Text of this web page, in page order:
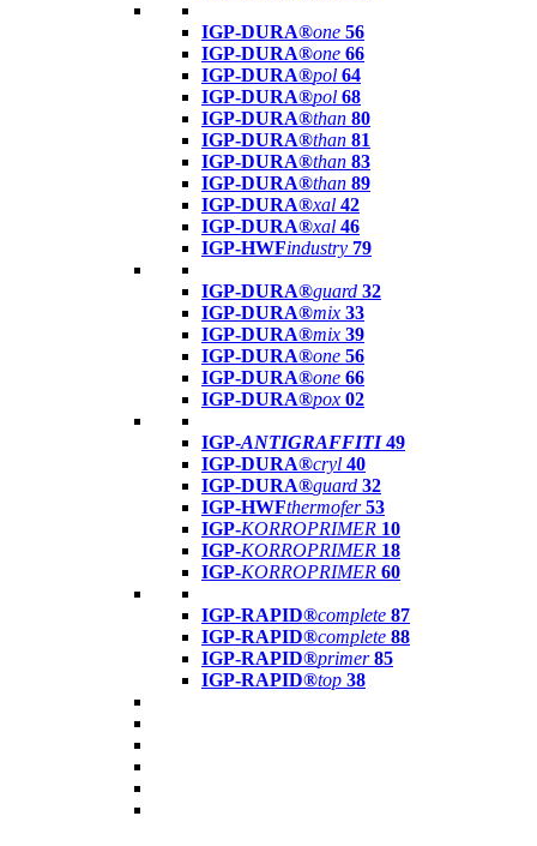
IGP-DURA®one 56
IGP-DURA®one 66
IGP-DURA®pol 64
IGP-DURA®pol 68
IGP-DURA®than 80
IGP-DURA®than 81
IGP-DURA®than 83
IGP-DURA®than 89
IGP-DURA®xal 42
IGP-DURA®xal 46
IGP-HWFindustry 79
IGP-DURA®guard 32
IGP-DURA®mix 33
IGP-DURA®mix 39
IGP-DURA®one 56
IGP-DURA®one 66
IGP-DURA®pox 02
IGP-ANTIGRAFFITI49
IGP-DURA®cryl 40
IGP-DURA®guard 32
IGP-HWFthermofer 53
IGP-KORROPRIMER 10
IGP-KORROPRIMER 18
IGP-KORROPRIMER 60
IGP-RAPID®complete 87
IGP-RAPID®complete 88
IGP-RAPID®primer 85
IGP-RAPID®top 38